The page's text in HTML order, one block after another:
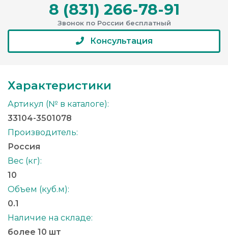
8 (831) 266-78-91
Звонок по России бесплатный
Консультация
Характеристики
Артикул (№ в каталоге):
33104-3501078
Производитель:
Россия
Вес (кг):
10
Объем (куб.м):
0.1
Наличие на складе:
более 10 шт